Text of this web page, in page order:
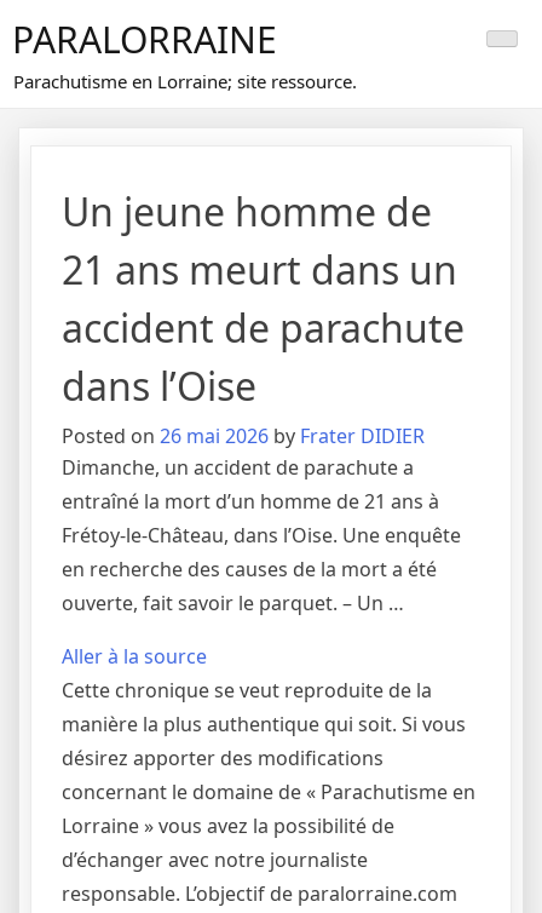
content
PARALORRAINE
Parachutisme en Lorraine; site ressource.
Un jeune homme de
21 ans meurt dans un
accident de parachute
dans l’Oise
Posted on 26 mai 2026 by Frater DIDIER
Dimanche, un accident de parachute a
entraîné la mort d’un homme de 21 ans à
Frétoy-le-Château, dans l’Oise. Une enquête
en recherche des causes de la mort a été
ouverte, fait savoir le parquet. – Un …
Aller à la source
Cette chronique se veut reproduite de la
manière la plus authentique qui soit. Si vous
désirez apporter des modifications
concernant le domaine de « Parachutisme en
Lorraine » vous avez la possibilité de
d’échanger avec notre journaliste
responsable. L’objectif de paralorraine.com